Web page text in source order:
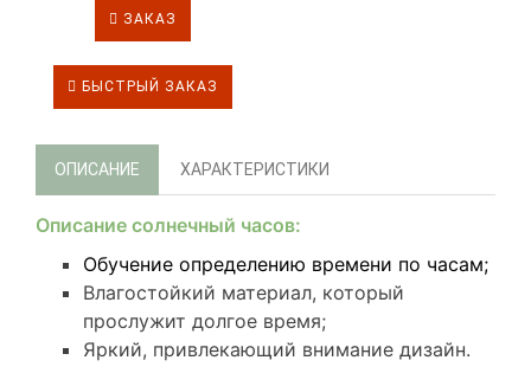
ЗАКАЗ
БЫСТРЫЙ ЗАКАЗ
ОПИСАНИЕ ХАРАКТЕРИСТИКИ
Описание солнечный часов:
Обучение определению времени по часам;
Влагостойкий материал, который
прослужит долгое время;
Яркий, привлекающий внимание дизайн.